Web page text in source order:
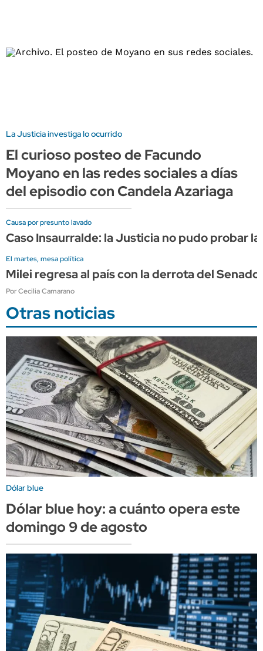
La Justicia investiga lo ocurrido
El curioso posteo de Facundo
Moyano en las redes sociales a días
del episodio con Candela Azariaga
Causa por presunto lavado
Caso Insaurralde: la Justicia no pudo probar
El martes, mesa política
Milei regresa al país con la derrota del
Por Cecilia Camarano
Otras noticias
Dólar blue
Dólar blue hoy: a cuánto opera este
domingo 9 de agosto